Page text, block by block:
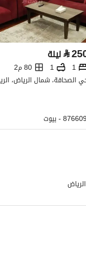
⃁ليلة
1
1
80 م2
الصحافة، شمال الرياض،
- بيوت